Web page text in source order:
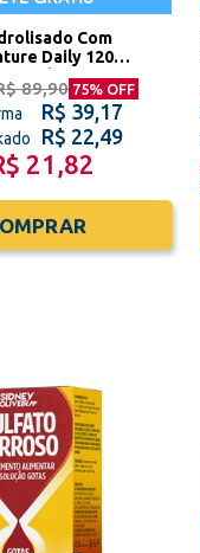
Com
Daily 120
Oliveira
89,90 75% OFF
R$ 39,17
R$ 22,49
21,82